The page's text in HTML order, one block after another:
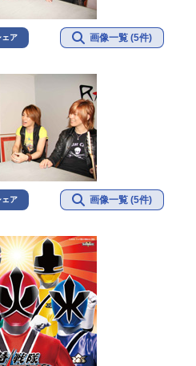
ェア 画像一覧 (5件)
ェア 画像一覧 (5件)